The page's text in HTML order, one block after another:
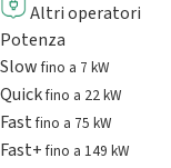
Altri operatori
Potenza
Slowfino a 7 kW
Quickfino a 22 kW
Fastfino a 75 kW
Fast+fino a 149 kW